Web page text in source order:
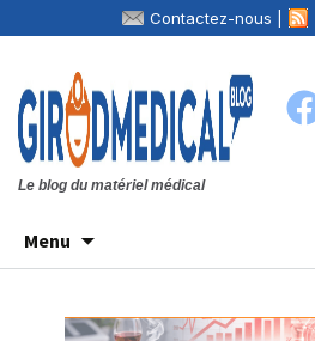
Contactez-nous |
Le blog du matériel médical
Menu